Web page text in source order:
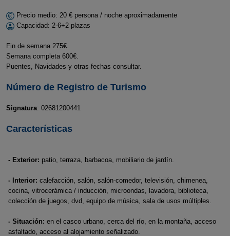
Precio medio: 20 € persona / noche aproximadamente
Capacidad: 2-6+2 plazas
Fin de semana 275€.
Semana completa 600€.
Puentes, Navidades y otras fechas consultar.
Número de Registro de Turismo
Signatura: 02681200441
Características
- Exterior: patio, terraza, barbacoa, mobiliario de jardín.
- Interior: calefacción, salón, salón-comedor, televisión, chimenea,
cocina, vitrocerámica / inducción, microondas, lavadora, biblioteca,
colección de juegos, dvd, equipo de música, sala de usos múltiples.
- Situación: en el casco urbano, cerca del río, en la montaña, acceso
asfaltado, acceso al alojamiento señalizado.